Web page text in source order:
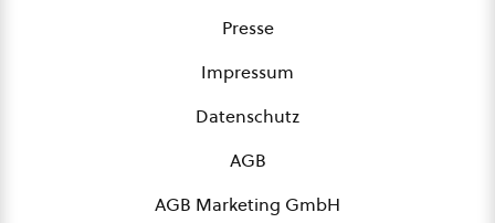
Presse
Impressum
Datenschutz
AGB
AGB Marketing GmbH